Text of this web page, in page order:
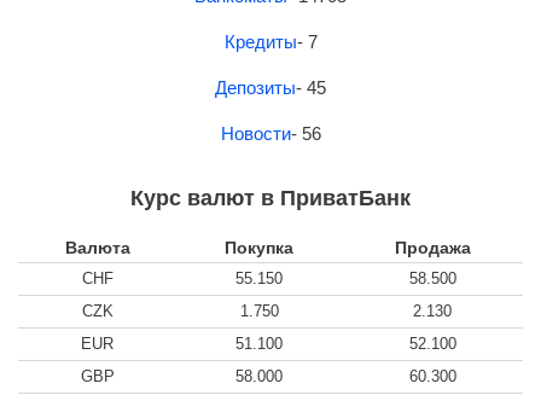
Кредиты- 7
Депозиты- 45
Новости- 56
Курс валют в ПриватБанк
Валюта Покупка Продажа
CHF 55.150
58.500
CZK
1.750
2.130
EUR
51.100
52.100
GBP
58.000
60.300